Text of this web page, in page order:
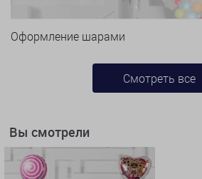
Оформление шарами
Смотреть все
Вы смотрели